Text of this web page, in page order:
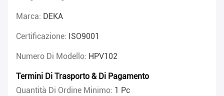
Marca: DEKA
Certificazione: ISO9001
Numero Di Modello: HPV102
Termini Di Trasporto & Di Pagamento
Quantità Di Ordine Minimo: 1 Pc